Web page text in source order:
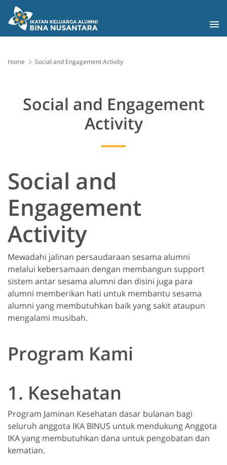
Home Social and Engagement Activity
Social and Engagement
Activity
Social and
Engagement
Activity
Mewadahi jalinan persaudaraan sesama alumni
melalui kebersamaan dengan membangun support
sistem antar sesama alumni dan disini juga para
alumni memberikan hati untuk membantu sesama
alumni yang membutuhkan baik yang sakit ataupun
mengalami musibah.
Program Kami
1. Kesehatan
Program Jaminan Kesehatan dasar bulanan bagi
seluruh anggota IKA BINUS untuk mendukung Anggota
IKA yang membutuhkan dana untuk pengobatan dan
kematian.